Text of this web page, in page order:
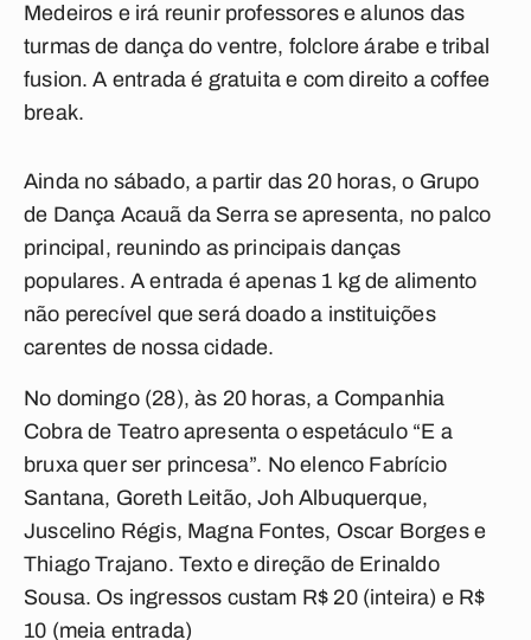
Medeiros e irá reunir professores e alunos das
turmas de dança do ventre, folclore árabe e tribal
fusion. A entrada é gratuita e com direito a coffee
break.
Ainda no sábado, a partir das 20 horas, o Grupo
de Dança Acauã da Serra se apresenta, no palco
principal, reunindo as principais danças
populares. A entrada é apenas 1 kg de alimento
não perecível que será doado a instituições
carentes de nossa cidade.
No domingo (28), às 20 horas, a Companhia
Cobra de Teatroapresenta o espetáculo “E a
bruxa quer ser princesa”. No elenco Fabrício
Santana, Goreth Leitão, Joh Albuquerque,
Juscelino Régis, Magna Fontes, Oscar Borges e
Thiago Trajano. Texto e direção de Erinaldo
Sousa. Os ingressos custam R$ 20 (inteira) e R$
10 (meia entrada)